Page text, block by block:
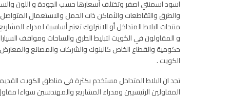
والطرق والتقاطعات والأماكن ذات الحمل والاستعمال
منتجات البلاط المتداخل أو الانترلوك تعتبر أساسية لمدراء
و المقاولون في الكويت لتبليط الطرق والساحات ومواقف
الكويت .
تجد ان البلاط المتداخل مستخدم بكثرة في مناطق الكويت